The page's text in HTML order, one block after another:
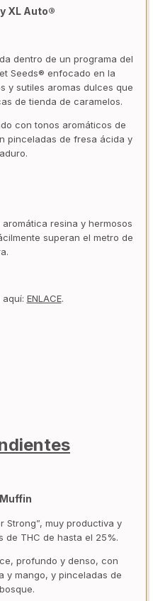
XL Auto®
dentro de un programa del
Seeds® enfocado en la
y sutiles aromas dulces que
de tienda de caramelos.
con tonos aromáticos de
pinceladas de fresa ácida y
resina y hermosos
superan el metro de
ENLACE.
Strong”, muy productiva y
de THC de hasta el 25%.
profundo y denso, con
y mango, y pinceladas de